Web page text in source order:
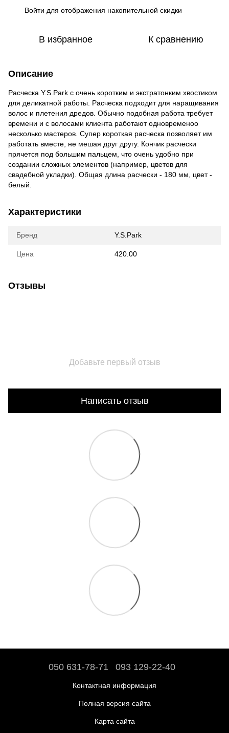
Войти для отображения накопительной скидки
В избранное К сравнению
Описание
Расческа Y.S.Park с очень коротким и экстратонким хвостиком
для деликатной работы. Расческа подходит для наращивания
волос и плетения дредов. Обычно подобная работа требует
времени и с волосами клиента работают одновременоо
несколько мастеров. Супер короткая расческа позволяет им
работать вместе, не мешая друг другу. Кончик расчески
прячется под большим пальцем, что очень удобно при
создании сложных элементов (например, цветов для
свадебной укладки). Общая длина расчески - 180 мм, цвет -
белый.
Характеристики
Бренд Y.S.Park
Цена 420.00
Отзывы
Добавьте первый отзыв
Написать отзыв
050 631-78-71 093 129-22-40
Контактная информация
Полная версия сайта
Карта сайта